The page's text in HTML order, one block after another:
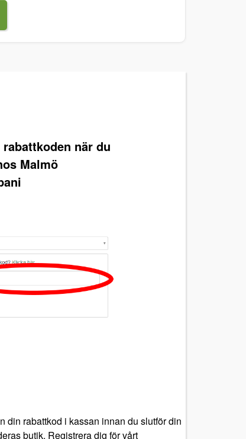
när du
Malmö
din rabattkod i kassan innan du slutför din
butik. Registrera dig för vårt